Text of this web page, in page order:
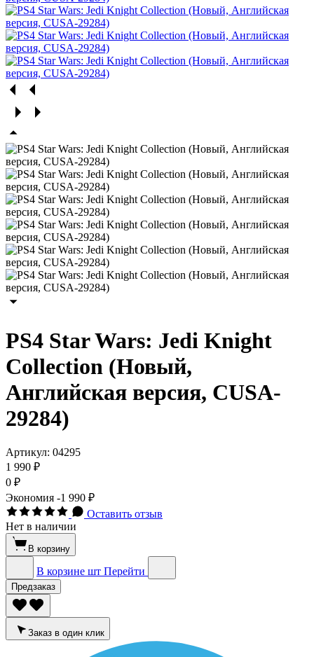
PS4 Star Wars: Jedi Knight
Collection (Новый,
Английская версия, CUSA-
29284)
Артикул: 04295
1 990 ₽
0 ₽
Экономия -1 990 ₽
Оставить отзыв
Нет в наличии
В корзину
В корзине шт Перейти
Предзаказ
Заказ в один клик